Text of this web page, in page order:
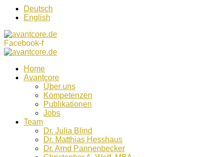
Deutsch
English
Facebook-f
Home
Avantcore
Über uns
Kompetenzen
Publikationen
Jobs
Team
Dr. Julia Blind
Dr. Matthias Hesshaus
Dr. Arnd Pannenbecker